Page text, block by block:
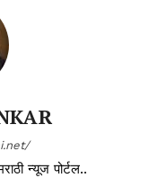
न्यूज पोर्टल..